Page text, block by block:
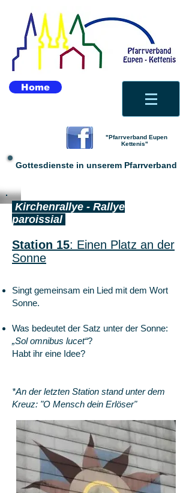
Home
"Pfarrverband Eupen
Kettenis"
Gottesdienste in unserem Pfarrverband
Kirchenrallye - Rallye
paroissial
Station 15: Einen Platz an der
Sonne
Singt gemeinsam ein Lied mit dem Wort
Sonne.
Was bedeutet der Satz unter der Sonne:
„Sol omnibus lucet“?
Habt ihr eine Idee?
*An der letzten Station stand unter dem
Kreuz: "O Mensch dein Erlöser"